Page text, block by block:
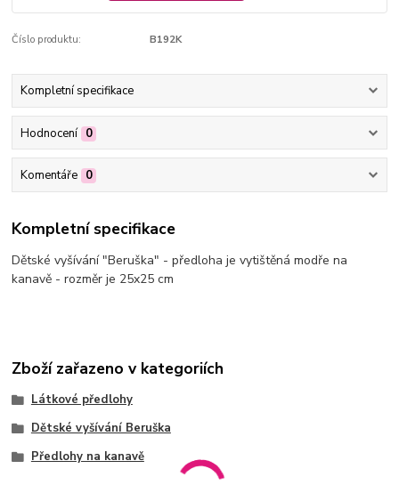
Číslo produktu: B192K
Kompletní specifikace
Hodnocení 0
Komentáře 0
Kompletní specifikace
Dětské vyšívání "Beruška" - předloha je vytištěná modře na
kanavě - rozměr je 25x25 cm
Zboží zařazeno v kategoriích
Látkové předlohy
Dětské vyšívání Beruška
Předlohy na kanavě